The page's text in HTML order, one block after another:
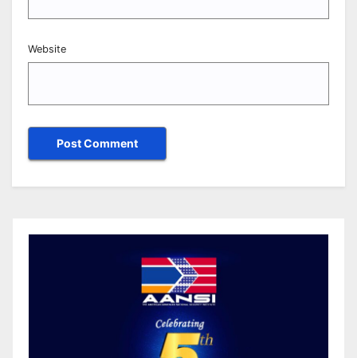
Website